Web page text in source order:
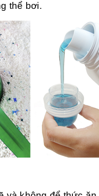
thể bơi.